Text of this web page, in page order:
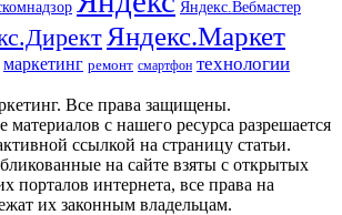
Яндекс.Вебмастер
Яндекс.Маркет
маркетинг ремонт смартфон технологии
Все права защищены.
с нашего ресурса разрешается
ссылкой на страницу статьи.
на сайте взяты с открытых
порталов интернета, все права на
их законным владельцам.